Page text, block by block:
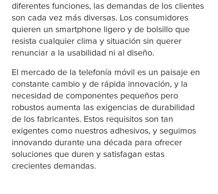
diferentes funciones, las demandas de los clientes
son cada vez más diversas. Los consumidores
quieren un smartphone ligero y de bolsillo que
resista cualquier clima y situación sin querer
renunciar a la usabilidad ni al diseño.
El mercado de la telefonía móvil es un paisaje en
constante cambio y de rápida innovación, y la
necesidad de componentes pequeños pero
robustos aumenta las exigencias de durabilidad
de los fabricantes. Estos requisitos son tan
exigentes como nuestros adhesivos, y seguimos
innovando durante una década para ofrecer
soluciones que duren y satisfagan estas
crecientes demandas.